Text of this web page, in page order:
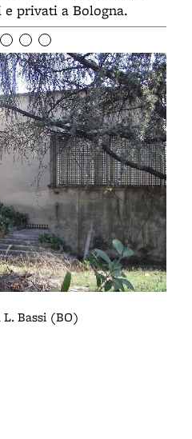
privati a Bologna.
L. Bassi (BO)